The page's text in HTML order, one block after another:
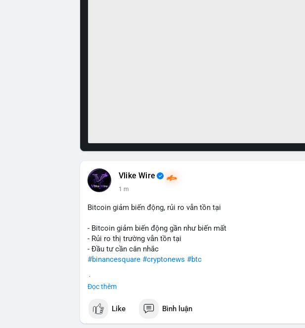
Vlike Wire
1 m
Bitcoin giảm biến động, rủi ro vẫn tồn tại
- Bitcoin giảm biến động gần như biến mất
- Rủi ro thị trường vẫn tồn tại
- Đầu tư cần cân nhắc
#binancesquare #cryptonews #btc
📰 Nguồn: CoinDesk
Đọc thêm
Like Bình luận